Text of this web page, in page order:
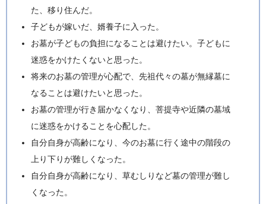
た、移り住んだ。
子どもが嫁いだ、婿養子に入った。
お墓が子どもの負担になることは避けたい。子どもに
迷惑をかけたくないと思った。
将来のお墓の管理が心配で、先祖代々の墓が無縁墓に
なることは避けたいと思った。
お墓の管理が行き届かなくなり、菩提寺や近隣の墓域
に迷惑をかけることを心配した。
自分自身が高齢になり、今のお墓に行く途中の階段の
上り下りが難しくなった。
自分自身が高齢になり、草むしりなど墓の管理が難し
くなった。